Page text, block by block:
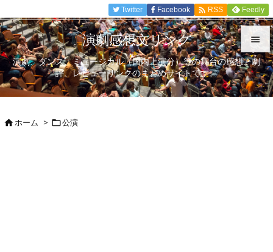


メニュ

Twitter Facebook  RSS Feedly
演劇感想文リンク
演劇、ダンス、ミュージカル（国内上演分）等の舞台の感想、劇
評、レビューリンクのまとめサイトです。
ホーム > 公演